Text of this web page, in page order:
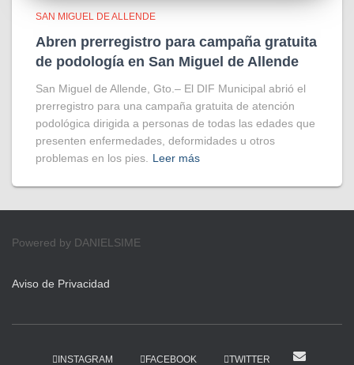
SAN MIGUEL DE ALLENDE
Abren prerregistro para campaña gratuita
de podología en San Miguel de Allende
San Miguel de Allende, Gto.– El DIF Municipal abrió el
prerregistro para una campaña gratuita de atención
podológica dirigida a personas de todas las edades que
presenten enfermedades, deformidades u otros
problemas en los pies.
Leer más
Powered by DANIELSIME
Aviso de Privacidad
INSTAGRAM FACEBOOK TWITTER